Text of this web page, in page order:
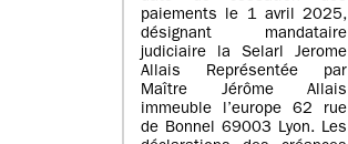
paiements le 1 avril 2025,
désignant mandataire
judiciaire la Selarl Jerome
Allais Représentée par
Maître Jérôme Allais
immeuble l’europe 62 rue
de Bonnel 69003 Lyon. Les